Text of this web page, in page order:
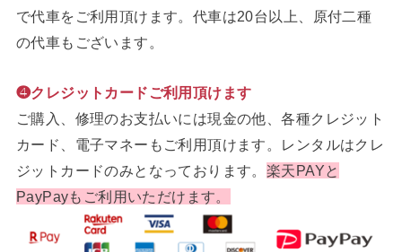
で代車をご利用頂けます。代車は20台以上、原付二種
の代車もございます。
❹クレジットカードご利用頂けます
ご購入、修理のお支払いには現金の他、各種クレジット
カード、電子マネーもご利用頂けます。レンタルはクレ
ジットカードのみとなっております。 楽天PAYと
PayPayもご利用いただけます。